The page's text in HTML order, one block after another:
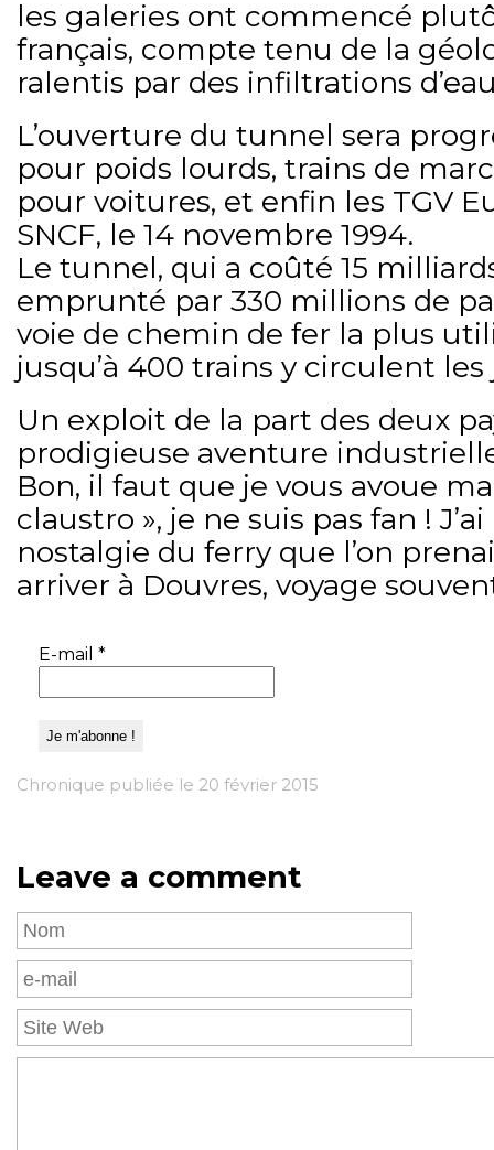
les galeries ont commencé
français, compte tenu de la
ralentis par des infiltrations
L’ouverture du tunnel sera
pour poids lourds, trains de
pour voitures, et enfin les TGV
SNCF, le 14 novembre 1994.
Le tunnel, qui a coûté 15
emprunté par 330 millions de
voie de chemin de fer la plus
jusqu’à 400 trains y circulent
Un exploit de la part des deux
prodigieuse aventure
Bon, il faut que je vous avoue
claustro », je ne suis pas fan !
nostalgie du ferry que l’on
arriver à Douvres, voyage
E-mail *
Chronique publiée le 20 février 2015
Leave a comment